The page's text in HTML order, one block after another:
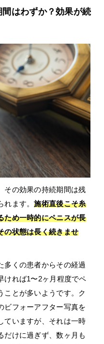
はわずか？効果が続
その効果の持続期間は残
れます。施術直後こそ糸
ため一時的にペニスが長
の状態は長く続きませ
多くの患者からその経過
ければ1〜2ヶ月程度でペ
ことが多いようです。ク
ビフォーアフター写真を
ていますが、それは一時
だけに過ぎず、数ヶ月も